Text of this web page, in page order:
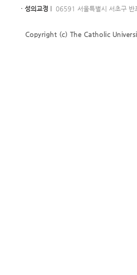
· 성의교정
06591 서울특별시 서초구
Copyright (c) The Catholic